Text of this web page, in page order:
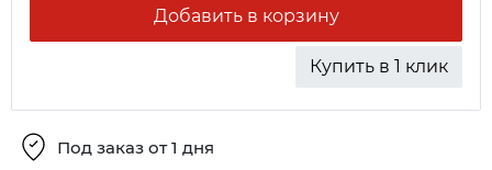
Добавить в корзину
Купить в 1 клик
Под заказ от 1 дня